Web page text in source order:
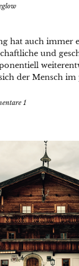
hat auch immer
und
der Mensch im
1